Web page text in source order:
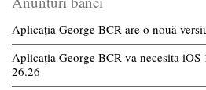
Aplicația George BCR are o nouă
Aplicația George BCR va necesita iOS
26.26